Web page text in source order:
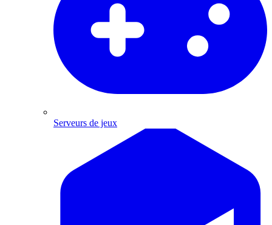
Serveurs de jeux